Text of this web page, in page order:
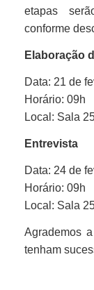
etapas
conforme
Elaboração
Data: 21 de
Horário: 09h
Local: Sala
Entrevista
Data: 24 de
Horário: 09h
Local: Sala
Agrademos
tenham